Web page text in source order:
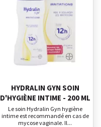
HYDRALIN GYN SOIN
D'HYGIÈNE INTIME - 200 ML
Le soin Hydralin Gyn hygiène
intime est recommandé en cas de
mycose vaginale. Il...